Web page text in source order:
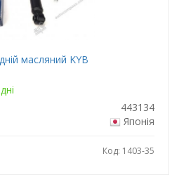
масляний KYB
443134
Японія
Код: 1403-35